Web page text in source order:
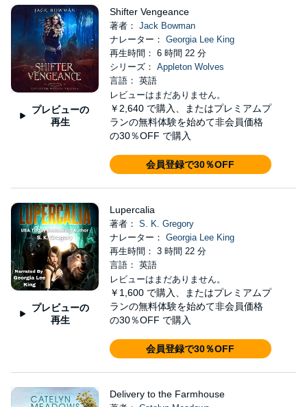
プレビューの
再生
Shifter Vengeance
著者： Jack Bowman
ナレーター： Georgia Lee King
再生時間： 6 時間 22 分
シリーズ： Appleton Wolves
言語： 英語
レビューはまだありません。
￥2,640 で購入、またはプレミアムプ
ランの無料体験を始めて非会員価格
の30％OFF で購入
会員登録で30％OFF
プレビューの
再生
Lupercalia
著者： S. K. Gregory
ナレーター： Georgia Lee King
再生時間： 3 時間 22 分
言語： 英語
レビューはまだありません。
￥1,600 で購入、またはプレミアムプ
ランの無料体験を始めて非会員価格
の30％OFF で購入
会員登録で30％OFF
Delivery to the Farmhouse